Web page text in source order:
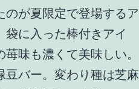
のが夏限定で登場するア
袋に入った棒付きアイ
味も濃くて美味しい。
豆バー。変わり種は芝麻